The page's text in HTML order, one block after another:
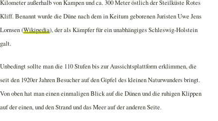
Kilometer außerhalb von Kampen und ca. 300 Meter östlich der Steilküste Rotes
Kliff. Benannt wurde die Düne nach dem in Keitum geborenen Juristen Uwe Jens
Lornsen (Wikipedia), der als Kämpfer für ein unabhängiges Schleswig-Holstein
galt.
Unbedingt sollte man die 110 Stufen bis zur Aussichtsplattform erklimmen, die
seit den 1920er Jahren Besucher auf den Gipfel des kleinen Naturwunders bringt.
Von oben hat man einen einmaligen Blick auf die Dünen und die ruhigen Klippen
auf der einen, und den Strand und das Meer auf der anderen Seite.